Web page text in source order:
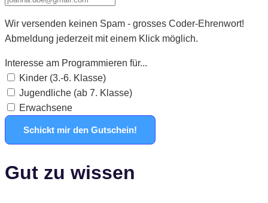
Wir versenden keinen Spam - grosses Coder-Ehrenwort!
Abmeldung jederzeit mit einem Klick möglich.
Interesse am Programmieren für...
Kinder (3.-6. Klasse)
Jugendliche (ab 7. Klasse)
Erwachsene
Schickt mir den Gutschein!
Gut zu wissen